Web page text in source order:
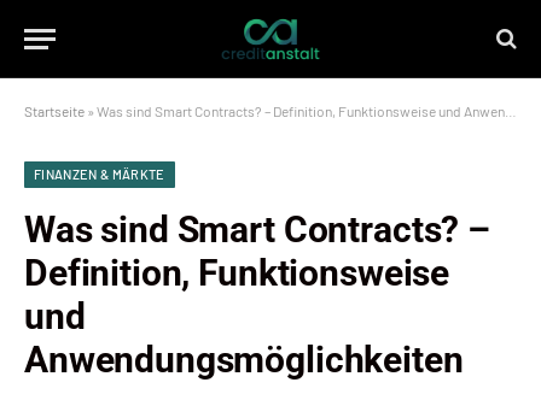
Startseite » Was sind Smart Contracts? – Definition, Funktionsweise und Anwendungsmöglichkeiten
FINANZEN & MÄRKTE
Was sind Smart Contracts? –
Definition, Funktionsweise
und
Anwendungsmöglichkeiten